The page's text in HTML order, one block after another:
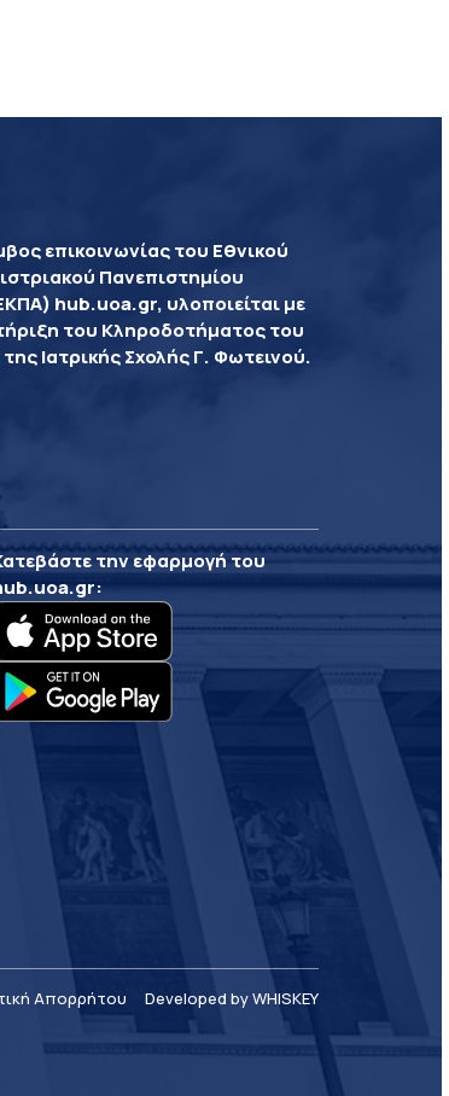
επικοινωνίας του Εθνικού
Πανεπιστημίου
hub.uoa.gr, υλοποιείται με
του Κληροδοτήματος του
Ιατρικής Σχολής Γ. Φωτεινού.
την εφαρμογή του
:
Απορρήτου Developed by WHISKEY